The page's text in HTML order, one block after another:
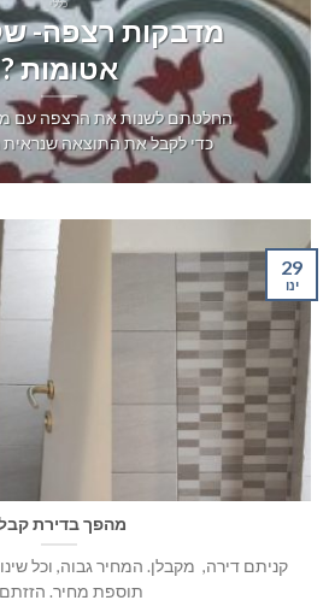
כללי
מדבקות רצפה-
אטומות ?
החלטתם לשנות את הרצפה עם
כדי לקבל את התוצאה שנראית
מהפך בדירת
קניתם דירה, מקבלן. המחיר גבוה, וכל
תוספת מחיר.
29
ינו